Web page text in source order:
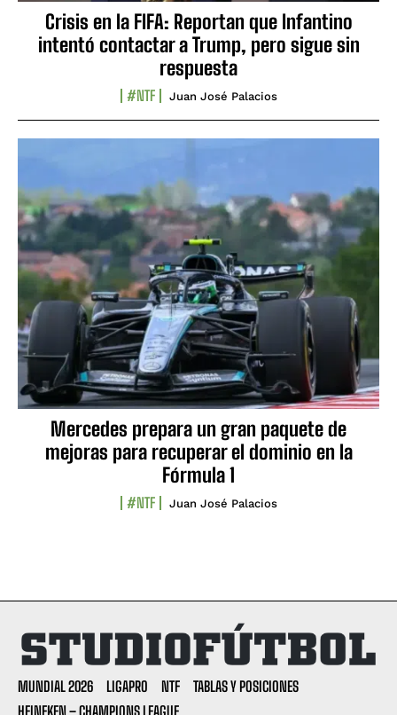
Crisis en la FIFA: Reportan que Infantino
intentó contactar a Trump, pero sigue sin
respuesta
#NTF Juan José Palacios
Mercedes prepara un gran paquete de
mejoras para recuperar el dominio en la
Fórmula 1
#NTF Juan José Palacios
MUNDIAL 2026 LIGAPRO NTF
TABLAS Y POSICIONES
HEINEKEN – CHAMPIONS LEAGUE